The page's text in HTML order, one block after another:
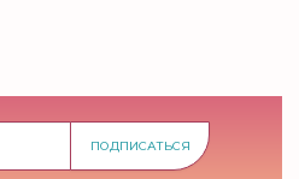
ПОДПИСАТЬСЯ